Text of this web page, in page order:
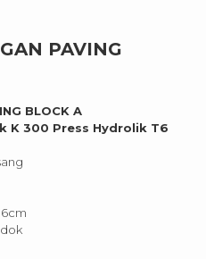
PAVING
BLOCK A
K 300 Press Hydrolik T6